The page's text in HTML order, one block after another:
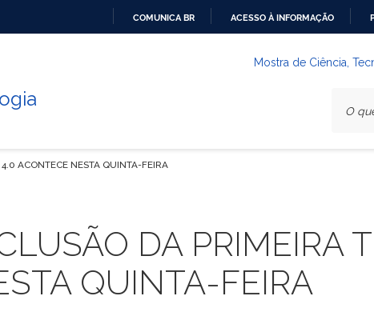
COMUNICA BR ACESSO À INFORMAÇÃO
Mostra de Ciência,
ACONTECE NESTA QUINTA-FEIRA
DA PRIMEIRA
QUINTA-FEIRA